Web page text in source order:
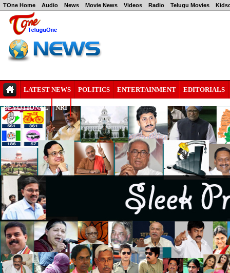
TOne Home Audio News Movie News Videos Radio Telugu Movies
LATEST NEWS POLITICS ENTERTAINMENT EDITORIALS
DEVOTIONAL NRI